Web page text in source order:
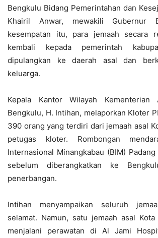
Bengkulu Bidang Pemerintahan dan
Khairil Anwar, mewakili Gubernur
kesempatan itu, para jemaah secara
kembali kepada pemerintah
dipulangkan ke daerah asal dan
keluarga.
Kepala Kantor Wilayah Kementerian
Bengkulu, H. Intihan, melaporkan Kloter
390 orang yang terdiri dari jemaah asal
petugas kloter. Rombongan
Internasional Minangkabau (BIM)
sebelum diberangkatkan ke
penerbangan.
Intihan menyampaikan seluruh
selamat. Namun, satu jemaah asal
menjalani perawatan di Al Jami